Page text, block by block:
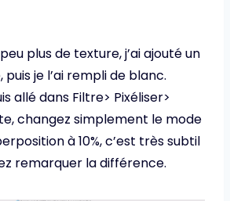
plus de texture, j’ai ajouté un
puis je l’ai rempli de blanc.
allé dans Filtre> Pixéliser>
changez simplement le mode
à 10%, c’est très subtil
remarquer la différence.